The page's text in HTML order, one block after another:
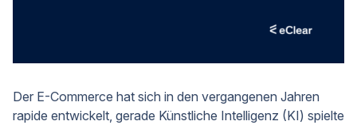
Der E-Commerce hat sich in den vergangenen Jahren
rapide entwickelt, gerade Künstliche Intelligenz (KI) spielte